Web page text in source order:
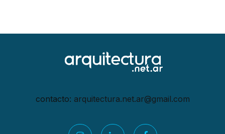
contacto: arquitectura.net.ar@gmail.com